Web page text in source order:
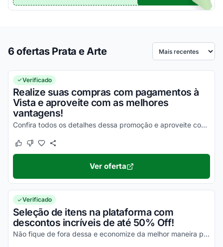
6 ofertas Prata e Arte Ordenar por
Verificado
Realize suas compras com pagamentos à
Vista e aproveite com as melhores
vantagens!
Confira todos os detalhes dessa promoção e aproveite com vantagens simplesmente incríveis!
Este cupom funcionou
Este cupom não funcionou
Ver oferta
Verificado
Seleção de itens na plataforma com
descontos incríveis de até 50% Off!
Não fique de fora dessa e economize da melhor maneira possível!